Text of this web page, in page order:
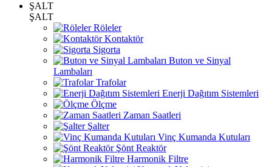
ŞALT
ŞALT
Röleler
Kontaktör
Sigorta
Buton ve Sinyal
Lambaları
Trafolar
Enerji Dağıtım Sistemleri
Ölçme
Zaman Saatleri
Şalter
Vinç Kumanda Kutuları
Şönt Reaktör
Harmonik Filtre